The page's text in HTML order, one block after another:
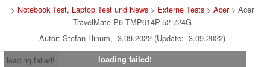
> Notebook Test, Laptop Test und News> Externe Tests> Acer> Acer
TravelMate P6 TMP614P-52-724G
Autor: Stefan Hinum, 3.09.2022 (Update: 3.09.2022)
loading failed!
loading failed!